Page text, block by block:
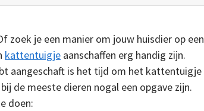
zoek je een manier om jouw huisdier op een
kattentuigje aanschaffen erg handig zijn.
aangeschaft is het tijd om het kattentuigje
de meeste dieren nogal een opgave zijn.
doen: